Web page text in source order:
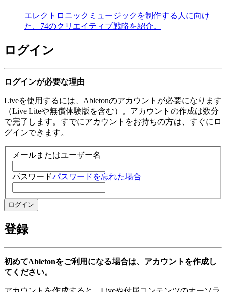
エレクトロニックミュージックを制作する人に向け
た、74のクリエイティブ戦略を紹介。
ログイン
ログインが必要な理由
Liveを使用するには、Abletonのアカウントが必要になります
（Live Liteや無償体験版を含む）。アカウントの作成は数分
で完了します。すでにアカウントをお持ちの方は、すぐにロ
グインできます。
メールまたはユーザー名
パスワードパスワードを忘れた場合
登録
初めてAbletonをご利用になる場合は、アカウントを作成し
てください。